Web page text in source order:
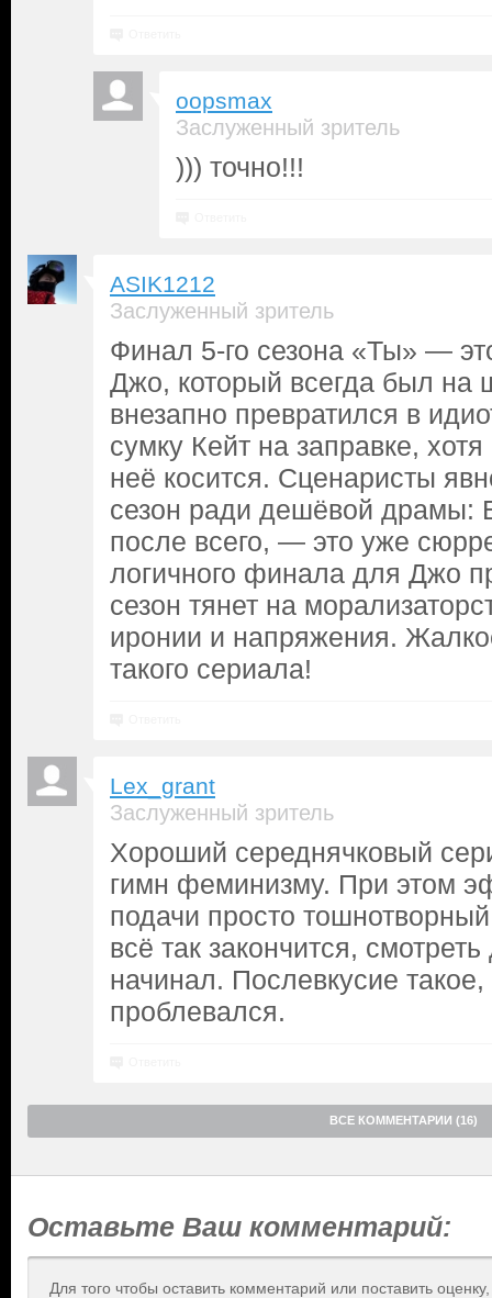
oopsmax
Заслуженный зритель
))) точно!!!
ASIK1212
Заслуженный зритель
Финал 5-го сезона «Ты» —
Джо, который всегда был на
внезапно превратился в
сумку Кейт на заправке,
неё косится. Сценаристы
сезон ради дешёвой
после всего, — это уже
логичного финала для Джо
сезон тянет на
иронии и напряжения.
такого сериала!
Lex_grant
Заслуженный зритель
Хороший середнячковый
гимн феминизму. При этом
подачи просто
всё так закончится,
начинал. Послевкусие такое,
проблевался.
ВСЕ КОММЕНТАРИИ (16)
Оставьте Ваш комментарий:
Для того чтобы оставить комментарий или поставить